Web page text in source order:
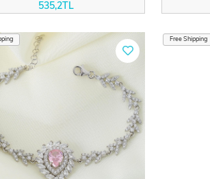
535,2TL
Free Shipping